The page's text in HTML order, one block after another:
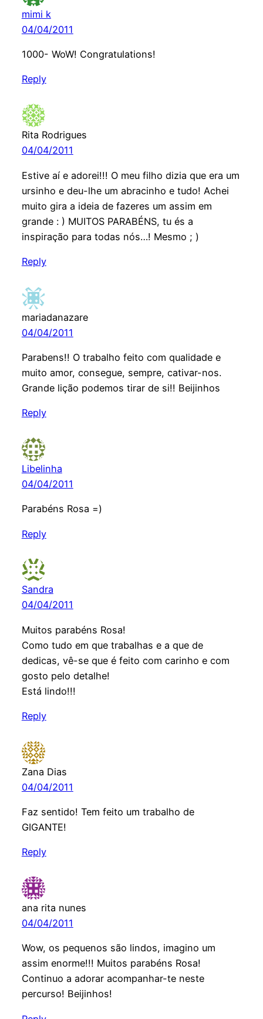
mimi k
04/04/2011
1000- WoW! Congratulations!
Reply
Rita Rodrigues
04/04/2011
Estive aí e adorei!!! O meu filho dizia que era um
ursinho e deu-lhe um abracinho e tudo! Achei
muito gira a ideia de fazeres um assim em
grande : ) MUITOS PARABÉNS, tu és a
inspiração para todas nós…! Mesmo ; )
Reply
mariadanazare
04/04/2011
Parabens!! O trabalho feito com qualidade e
muito amor, consegue, sempre, cativar-nos.
Grande lição podemos tirar de si!! Beijinhos
Reply
Libelinha
04/04/2011
Parabéns Rosa =)
Reply
Sandra
04/04/2011
Muitos parabéns Rosa!
Como tudo em que trabalhas e a que de
dedicas, vê-se que é feito com carinho e com
gosto pelo detalhe!
Está lindo!!!
Reply
Zana Dias
04/04/2011
Faz sentido! Tem feito um trabalho de
GIGANTE!
Reply
ana rita nunes
04/04/2011
Wow, os pequenos são lindos, imagino um
assim enorme!!! Muitos parabéns Rosa!
Continuo a adorar acompanhar-te neste
percurso! Beijinhos!